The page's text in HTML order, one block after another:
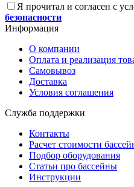
Я прочитал и согласен с
безопасности
Информация
О компании
Оплата и реализация
Самовывоз
Доставка
Условия соглашения
Служба поддержки
Контакты
Расчет стоимости
Подбор оборудования
Статьи про бассейны
Инструкции